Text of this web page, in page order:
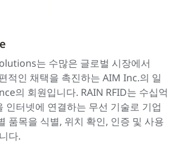
는 수많은 글로벌 시장에서
적인 채택을 촉진하는 AIM Inc.의 일
의 회원입니다. RAIN RFID는 수십억
인터넷에 연결하는 무선 기술로 기업
품목을 식별, 위치 확인, 인증 및 사용
다.